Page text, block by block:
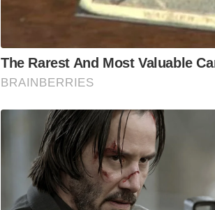
The Rarest And Most Valuable
BRAINBERRIES